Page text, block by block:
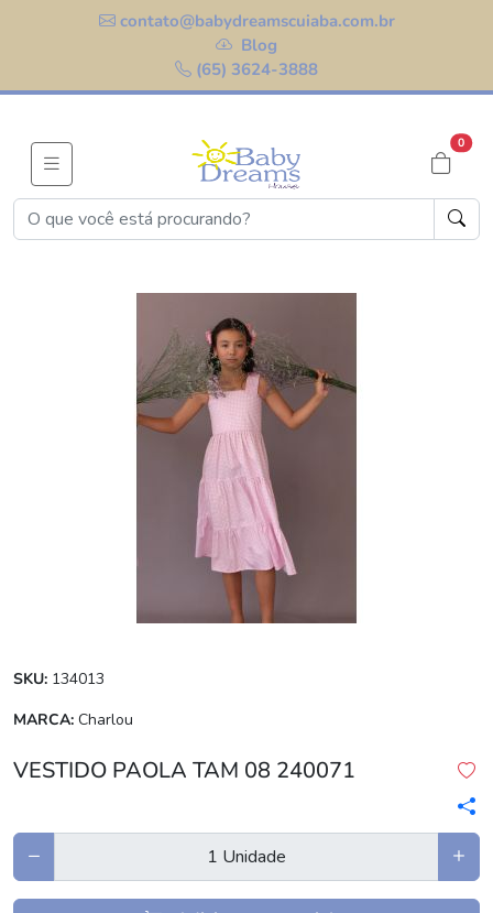
contato@babydreamscuiaba.com.br
Blog
(65) 3624-3888
0
SKU: 134013
MARCA: Charlou
VESTIDO PAOLA TAM 08 240071